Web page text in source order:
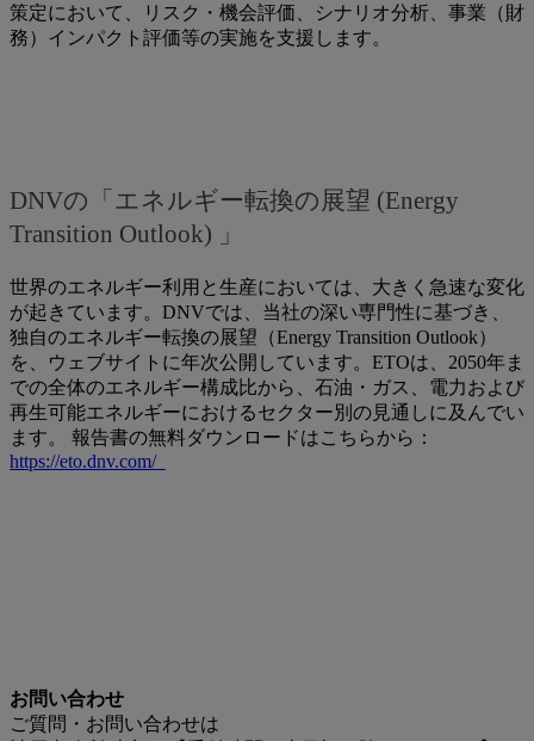
策定において、リスク・機会評価、シナリオ分析、事業（財
務）インパクト評価等の実施を支援します。
DNVの「エネルギー転換の展望 (Energy
Transition Outlook) 」
世界のエネルギー利用と生産においては、大きく急速な変化
が起きています。DNVでは、当社の深い専門性に基づき、
独自のエネルギー転換の展望（Energy Transition Outlook）
を、ウェブサイトに年次公開しています。ETOは、2050年ま
での全体のエネルギー構成比から、石油・ガス、電力および
再生可能エネルギーにおけるセクター別の見通しに及んでい
ます。 報告書の無料ダウンロードはこちらから：
https://eto.dnv.com/
お問い合わせ
ご質問・お問い合わせは